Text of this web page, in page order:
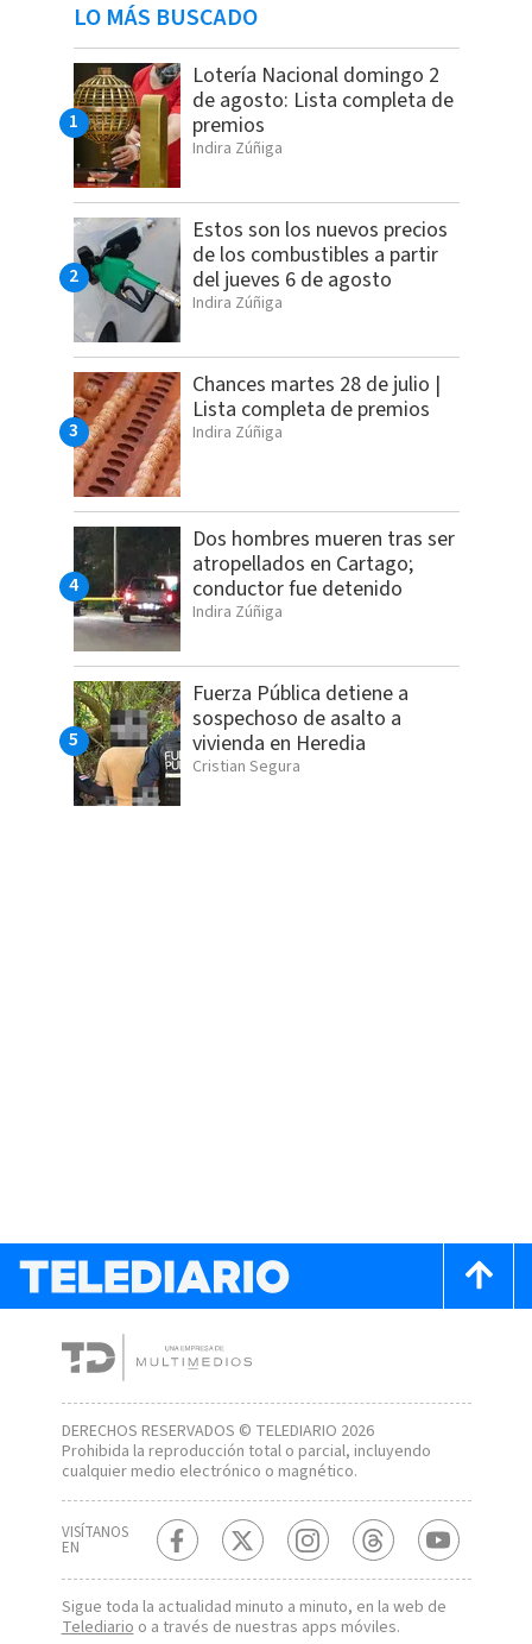
LO MÁS BUSCADO
Lotería Nacional domingo 2
de agosto: Lista completa de
premios
Indira Zúñiga
Estos son los nuevos precios
de los combustibles a partir
del jueves 6 de agosto
Indira Zúñiga
Chances martes 28 de julio |
Lista completa de premios
Indira Zúñiga
Dos hombres mueren tras ser
atropellados en Cartago;
conductor fue detenido
Indira Zúñiga
Fuerza Pública detiene a
sospechoso de asalto a
vivienda en Heredia
Cristian Segura
DERECHOS RESERVADOS © TELEDIARIO 2026
Prohibida la reproducción total o parcial, incluyendo
cualquier medio electrónico o magnético.
VISÍTANOS
EN
Sigue toda la actualidad minuto a minuto, en la web de
Telediarioo a través de nuestras apps móviles.